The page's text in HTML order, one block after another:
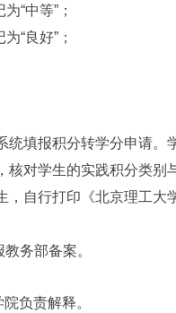
“中等”；
“良好”；
报积分转学分申请。
学生的实践积分类别
自行打印《北京理工大
务部备案。
负责解释。